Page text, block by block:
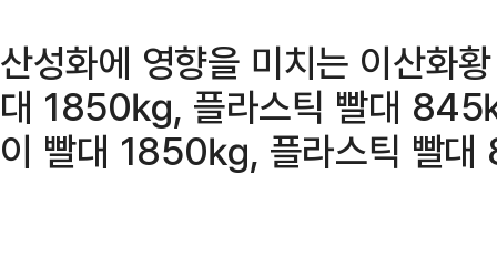
산성화에 영향을 미치는 이산화
대 1850㎏, 플라스틱 빨대 845
이 빨대 1850㎏, 플라스틱 빨